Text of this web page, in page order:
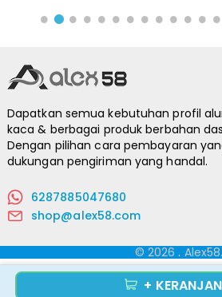
+
Dapatkan semua kebutuhan profil
kaca & berbagai produk berbahan
Dengan pilihan cara pembayaran
dukungan pengiriman yang handal.
6287885047680
shop@alex58.com
© 2026. Alex58.